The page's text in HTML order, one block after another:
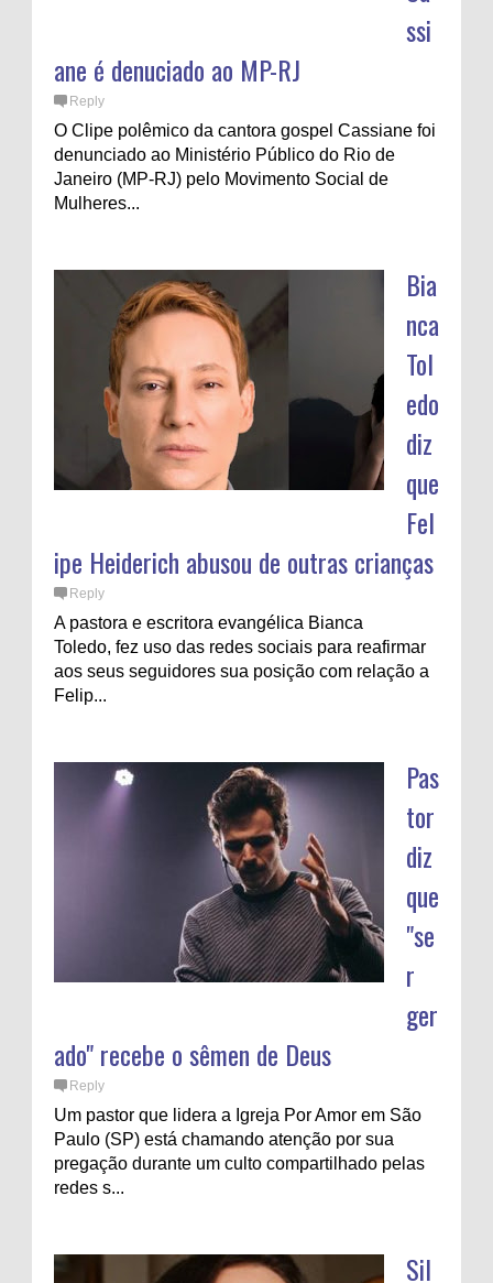
ssi
ane é denuciado ao MP-RJ
Reply
O Clipe polêmico da cantora gospel Cassiane foi
denunciado ao Ministério Público do Rio de
Janeiro (MP-RJ) pelo Movimento Social de
Mulheres...
Bia
nca
Tol
edo
diz
que
Fel
ipe Heiderich abusou de outras crianças
Reply
A pastora e escritora evangélica Bianca
Toledo, fez uso das redes sociais para reafirmar
aos seus seguidores sua posição com relação a
Felip...
Pas
tor
diz
que
"se
r
ger
ado" recebe o sêmen de Deus
Reply
Um pastor que lidera a Igreja Por Amor em São
Paulo (SP) está chamando atenção por sua
pregação durante um culto compartilhado pelas
redes s...
Sil